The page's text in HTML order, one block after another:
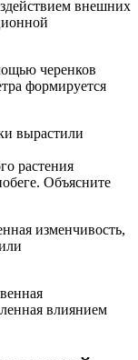
внешних
черенков
формируется
вырастили
растения
Объясните
изменчивость,
влиянием